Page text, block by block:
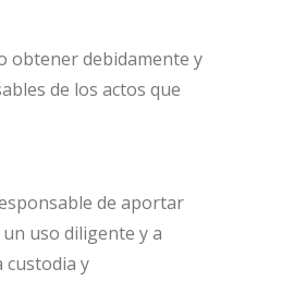
obtener debidamente y
de los actos que
de aportar
uso diligente y a
custodia y